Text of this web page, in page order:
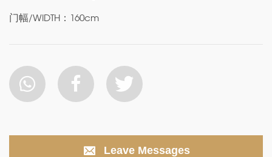
门幅/WIDTH：160cm
Leave Messages